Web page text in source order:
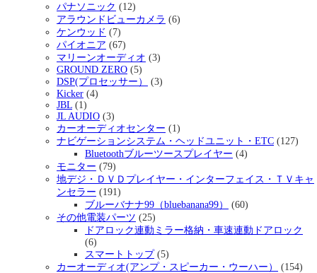
パナソニック (12)
アラウンドビューカメラ (6)
ケンウッド (7)
パイオニア (67)
マリーンオーディオ (3)
GROUND ZERO (5)
DSP(プロセッサー）
(3)
Kicker (4)
JBL (1)
JL AUDIO (3)
カーオーディオセンター (1)
ナビゲーションシステム・ヘッドユニット・ETC (127)
Bluetoothブルーツースプレイヤー (4)
モニター (79)
地デジ・ＤＶＤプレイヤー・インターフェイス・ＴＶキャ
ンセラー (191)
ブルーバナナ99（bluebanana99）
(60)
その他電装パーツ (25)
ドアロック連動ミラー格納・車速連動ドアロック
(6)
スマートトップ(5)
カーオーディオ(アンプ・スピーカー・ウーハー）
(154)